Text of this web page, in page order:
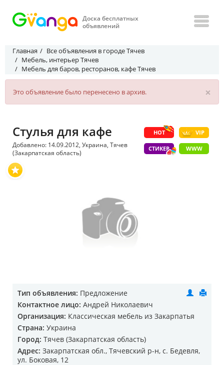
Доска бесплатных
объявлений
Главная
Все объявления в городе Тячев
Мебель, интерьер Тячев
Мебель для баров, ресторанов, кафе Тячев
×
Это объявление было перенесено в архив.
HOT VIP
СТИКЕР WWW
Стулья для кафе
Добавлено: 14.09.2012, Украина, Тячев
(Закарпатская область)
Тип объявления: Предложение
Контактное лицо: Андрей Николаевич
Организация: Классическая мебель из Закарпатья
Страна: Украина
Город: Тячев (Закарпатская область)
Адрес: Закарпатская обл., Тячевский р-н, с. Бедевля,
ул. Боковая, 12